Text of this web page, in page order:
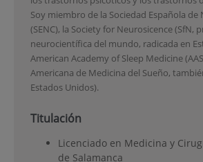
Soy miembro de la Sociedad Española de
(SENC), la Society for Neurosicence (SfN,
neurocientífica del mundo, radicada en
American Academy of Sleep Medicine
Americana de Medicina del Sueño,
Estados Unidos).
Titulación
Licenciado en Medicina y
de Salamanca